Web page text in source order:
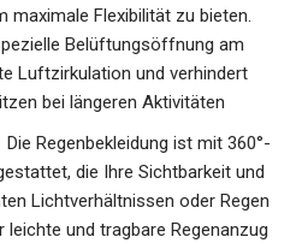
maximale Flexibilität zu bieten.
Belüftungsöffnung am
Luftzirkulation und verhindert
bei längeren Aktivitäten
Die Regenbekleidung ist mit 360°-
die Ihre Sichtbarkeit und
Lichtverhältnissen oder Regen
leichte und tragbare Regenanzug